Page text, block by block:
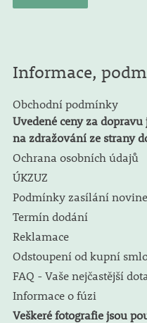
Informace,
Obchodní podmínky
Uvedené ceny za
na zdražování ze strany
Ochrana osobních údajů
ÚKZUZ
Podmínky zasílání
Termín dodání
Reklamace
Odstoupení od kupní
FAQ - Vaše nejčastější
Informace o fúzi
Veškeré fotografie jsou